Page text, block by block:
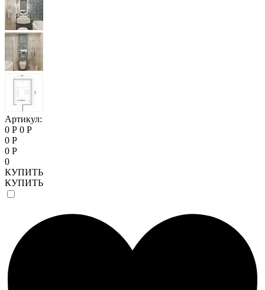
Артикул:
0 Р 0 Р
0 Р
0 Р
0
КУПИТЬ
КУПИТЬ